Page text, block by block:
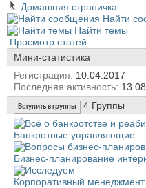
Домашняя страничка
Найти
Найти темы
Просмотр статей
Мини-статистика
Регистрация
10.04.2017
Последняя активность
Вступить в группы 4 Группы
Банкротные управляющие
Бизнес-планирование
Корпоративный менеджмент